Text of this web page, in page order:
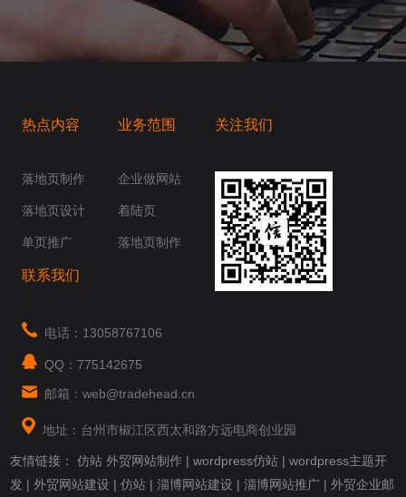
热点内容
落地页制作
落地页设计
单页推广
业务范围
企业做网站
着陆页
落地页制作
关注我们
联系我们
电话：13058767106
QQ：775142675
邮箱：web@tradehead.cn
地址：台州市椒江区西太和路方远电商创业园
友情链接：仿站 外贸网站制作 |wordpress仿站 |wordpress主题开
发 |外贸网站建设 |仿站 |淄博网站建设 |淄博网站推广 |外贸企业邮